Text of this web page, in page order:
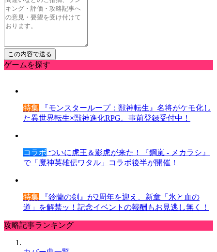
ゲームを探す
特集 『モンスターループ：獣神転生』名将がケモ化し
た異世界転生×獣神進化RPG。事前登録受付中！
コラボ ついに虎王＆影虎が来た！『鋼嵐 - メカラシ』
で「魔神英雄伝ワタル」コラボ後半が開催！
特集 『鈴蘭の剣』が2周年を迎え、新章「氷と血の
道」を解禁ッ！記念イベントの報酬もお見逃し無く！
攻略記事ランキング